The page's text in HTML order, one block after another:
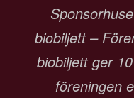
biobiljett –
biobiljett ger
föreningen